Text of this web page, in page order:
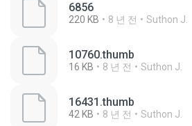
6856
220 KB 8 년 전 Suthon J.
10760.thumb
16 KB 8 년 전 Suthon J.
16431.thumb
42 KB 8 년 전 Suthon J.